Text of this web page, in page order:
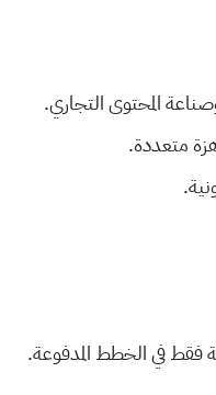
المحتوى التجاري.
متعددة.
.
فقط في الخطط المدفوعة.